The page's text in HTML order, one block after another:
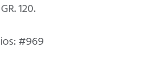
120.
#969